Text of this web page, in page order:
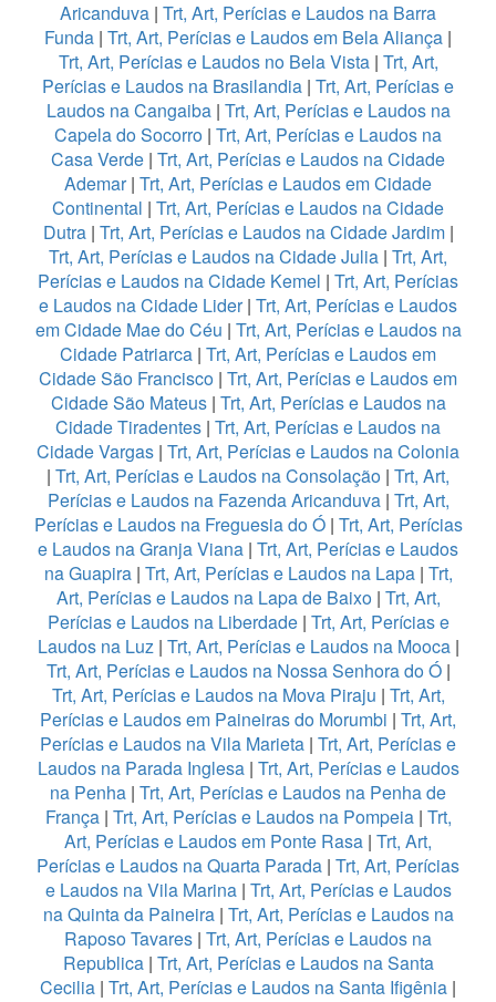
Aricanduva | Trt, Art, Perícias e Laudos na Barra
Funda | Trt, Art, Perícias e Laudos em Bela Aliança |
Trt, Art, Perícias e Laudos no Bela Vista| Trt, Art,
Perícias e Laudos na Brasilandia | Trt, Art, Perícias e
Laudos na Cangaiba| Trt, Art, Perícias e Laudos na
Capela do Socorro | Trt, Art, Perícias e Laudos na
Casa Verde | Trt, Art, Perícias e Laudos na Cidade
Ademar| Trt, Art, Perícias e Laudos em Cidade
Continental | Trt, Art, Perícias e Laudos na Cidade
Dutra | Trt, Art, Perícias e Laudos na Cidade Jardim|
Trt, Art, Perícias e Laudos na Cidade Julia | Trt, Art,
Perícias e Laudos na Cidade Kemel | Trt, Art, Perícias
e Laudos na Cidade Lider| Trt, Art, Perícias e Laudos
em Cidade Mae do Céu | Trt, Art, Perícias e Laudos na
Cidade Patriarca | Trt, Art, Perícias e Laudos em
Cidade São Francisco | Trt, Art, Perícias e Laudos em
Cidade São Mateus| Trt, Art, Perícias e Laudos na
Cidade Tiradentes | Trt, Art, Perícias e Laudos na
Cidade Vargas | Trt, Art, Perícias e Laudos na Colonia
| Trt, Art, Perícias e Laudos na Consolação | Trt, Art,
Perícias e Laudos na Fazenda Aricanduva| Trt, Art,
Perícias e Laudos na Freguesia do Ó| Trt, Art, Perícias
e Laudos na Granja Viana | Trt, Art, Perícias e Laudos
na Guapira| Trt, Art, Perícias e Laudos na Lapa| Trt,
Art, Perícias e Laudos na Lapa de Baixo | Trt, Art,
Perícias e Laudos na Liberdade | Trt, Art, Perícias e
Laudos na Luz| Trt, Art, Perícias e Laudos na Mooca|
Trt, Art, Perícias e Laudos na Nossa Senhora do Ó|
Trt, Art, Perícias e Laudos na Mova Piraju | Trt, Art,
Perícias e Laudos em Paineiras do Morumbi | Trt, Art,
Perícias e Laudos na Vila Marieta | Trt, Art, Perícias e
Laudos na Parada Inglesa | Trt, Art, Perícias e Laudos
na Penha | Trt, Art, Perícias e Laudos na Penha de
França | Trt, Art, Perícias e Laudos na Pompeia| Trt,
Art, Perícias e Laudos em Ponte Rasa | Trt, Art,
Perícias e Laudos na Quarta Parada | Trt, Art, Perícias
e Laudos na Vila Marina| Trt, Art, Perícias e Laudos
na Quinta da Paineira| Trt, Art, Perícias e Laudos na
Raposo Tavares | Trt, Art, Perícias e Laudos na
Republica| Trt, Art, Perícias e Laudos na Santa
Cecilia | Trt, Art, Perícias e Laudos na Santa Ifigênia |